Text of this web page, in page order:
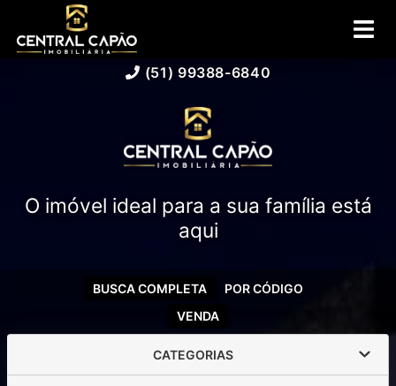
(51) 99388-6840
O imóvel ideal para a sua família está
aqui
VENDA
BUSCA COMPLETA POR CÓDIGO
CATEGORIAS